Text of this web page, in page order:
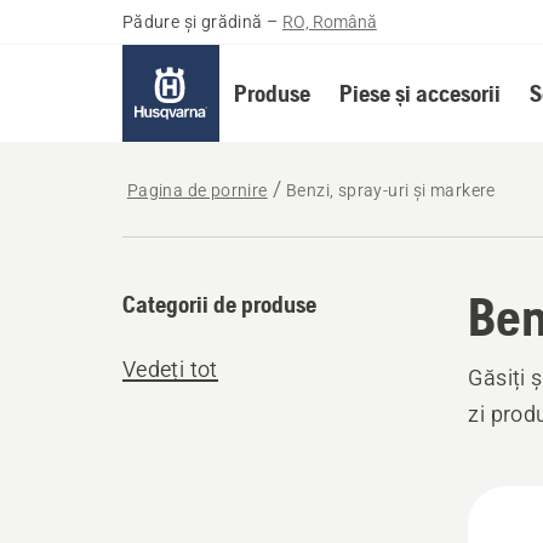
Pădure și grădină – RO, Română
Produse Piese și accesorii
Pagina de pornire Benzi, spray-uri și markere
Categorii de produse
Vedeți tot
Găsiți
zi